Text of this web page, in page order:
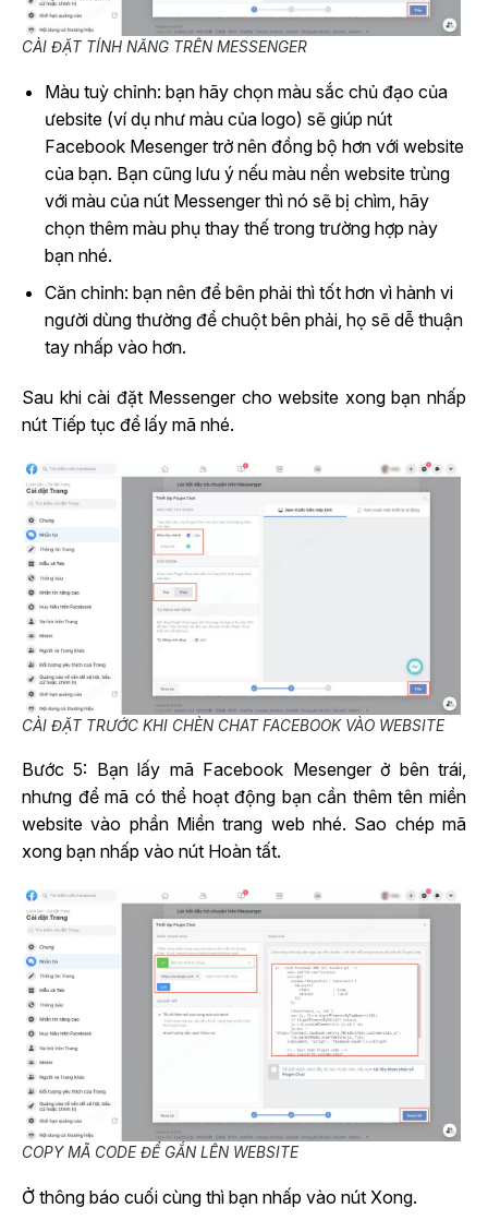
CÀI ĐẶT TÍNH NĂNG TRÊN MESSENGER
Màu tuỳ chỉnh: bạn hãy chọn màu sắc chủ đạo của
ưebsite (ví dụ như màu của logo) sẽ giúp nút
Facebook Mesenger trở nên đồng bộ hơn với website
của bạn. Bạn cũng lưu ý nếu màu nền website trùng
với màu của nút Messenger thì nó sẽ bị chìm, hãy
chọn thêm màu phụ thay thế trong trường hợp này
bạn nhé.
Căn chỉnh: bạn nên để bên phải thì tốt hơn vì hành vi
người dùng thường để chuột bên phải, họ sẽ dễ thuận
tay nhấp vào hơn.
Sau khi cài đặt Messenger cho website xong bạn nhấp
nút Tiếp tục để lấy mã nhé.
CÀI ĐẶT TRƯỚC KHI CHÈN CHAT FACEBOOK VÀO WEBSITE
Bước 5: Bạn lấy mã Facebook Mesenger ở bên trái,
nhưng để mã có thể hoạt động bạn cần thêm tên miền
website vào phần Miền trang web nhé. Sao chép mã
xong bạn nhấp vào nút Hoàn tất.
COPY MÃ CODE ĐỂ GẮN LÊN WEBSITE
Ở thông báo cuối cùng thì bạn nhấp vào nút Xong.